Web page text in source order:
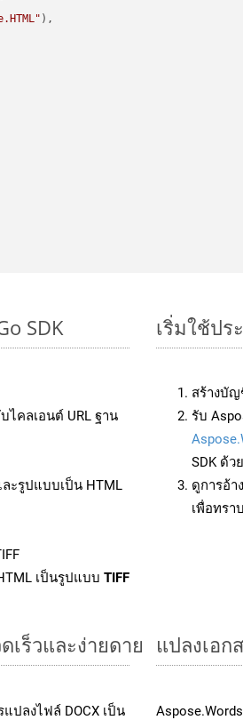
),
SDK
ไคลเอนต์ URL ฐาน
ะรูปแบบเป็น HTML
เป็นรูปแบบ TIFF
เริ่มใช้ปร
สร้างบั
รับ
SDK ด้ว
ดูการอ้า
เพื่อทรา
เร็วและง่ายดาย
ปลงไฟล์ DOCX เป็น
แปลงเอ